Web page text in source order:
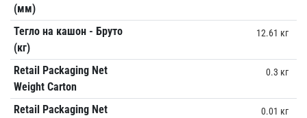
(мм)
Тегло на кашон - Бруто
(кг)
12.61 кг
Retail Packaging Net
Weight Carton
0.3 кг
Retail Packaging Net
0.01 кг